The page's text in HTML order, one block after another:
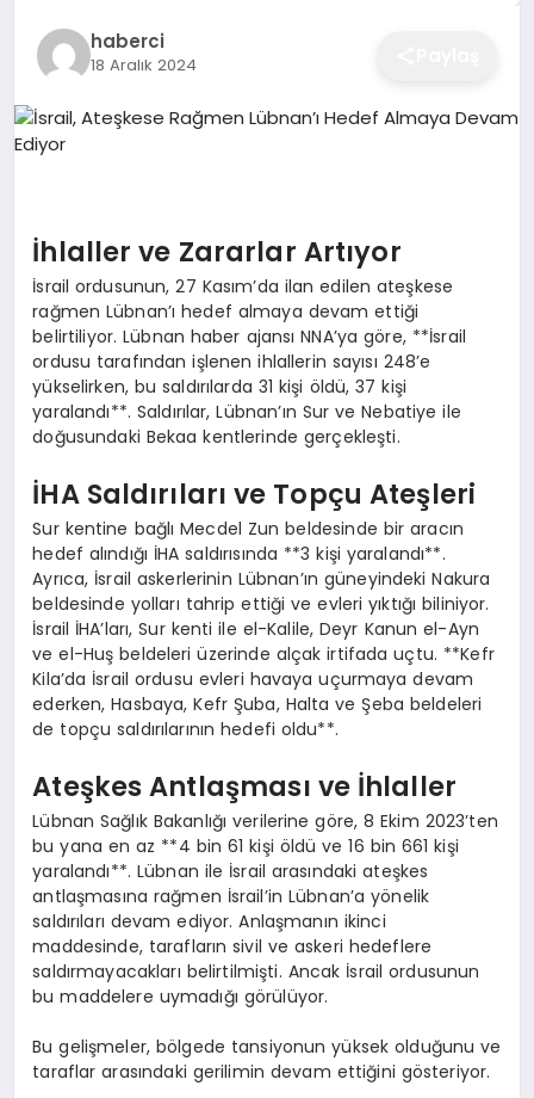
EKONOMI
SPOR
YAŞAM
haberci
18 Aralık 2024
İhlaller ve Zararlar Artıyor
İsrail ordusunun, 27 Kasım’da ilan edilen ateşkese
rağmen Lübnan’ı hedef almaya devam ettiği
belirtiliyor. Lübnan haber ajansı NNA’ya göre, **İsrail
ordusu tarafından işlenen ihlallerin sayısı 248’e
yükselirken, bu saldırılarda 31 kişi öldü, 37 kişi
yaralandı**. Saldırılar, Lübnan’ın Sur ve Nebatiye ile
doğusundaki Bekaa kentlerinde gerçekleşti.
İHA Saldırıları ve Topçu Ateşleri
Sur kentine bağlı Mecdel Zun beldesinde bir aracın
hedef alındığı İHA saldırısında **3 kişi yaralandı**.
Ayrıca, İsrail askerlerinin Lübnan’ın güneyindeki Nakura
beldesinde yolları tahrip ettiği ve evleri yıktığı biliniyor.
İsrail İHA’ları, Sur kenti ile el-Kalile, Deyr Kanun el-Ayn
ve el-Huş beldeleri üzerinde alçak irtifada uçtu. **Kefr
Kila’da İsrail ordusu evleri havaya uçurmaya devam
ederken, Hasbaya, Kefr Şuba, Halta ve Şeba beldeleri
de topçu saldırılarının hedefi oldu**.
Ateşkes Antlaşması ve İhlaller
Lübnan Sağlık Bakanlığı verilerine göre, 8 Ekim 2023’ten
bu yana en az **4 bin 61 kişi öldü ve 16 bin 661 kişi
yaralandı**. Lübnan ile İsrail arasındaki ateşkes
antlaşmasına rağmen İsrail’in Lübnan’a yönelik
saldırıları devam ediyor. Anlaşmanın ikinci
maddesinde, tarafların sivil ve askeri hedeflere
saldırmayacakları belirtilmişti. Ancak İsrail ordusunun
bu maddelere uymadığı görülüyor.
Bu gelişmeler, bölgede tansiyonun yüksek olduğunu ve
taraflar arasındaki gerilimin devam ettiğini gösteriyor.